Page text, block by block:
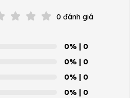
0 đánh giá
0% | 0
0% | 0
0% | 0
0% | 0